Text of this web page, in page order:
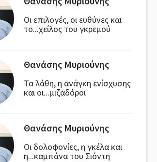
Οι επιλογές, οι ευθύνες και
το...χείλος του γκρεμού
Θανάσης Μυριούνης
Τα λάθη, η ανάγκη ενίσχυσης
και οι...μιζαδόροι
Θανάσης Μυριούνης
Οι δολοφονίες, η γκέλα και
η...καμπάνα του Σιόντη